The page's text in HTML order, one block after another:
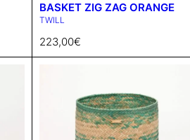
BASKET ZIG ZAG ORANGE
TWILL
223,00€